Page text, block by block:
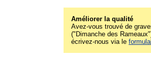
Améliorer la qualité
Avez-vous trouvé de
("Dimanche des
écrivez-nous via le